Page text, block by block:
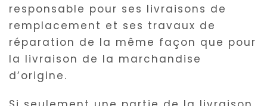
responsable pour ses livraisons de
remplacement et ses travaux de
réparation de la même façon que pour
la livraison de la marchandise
d’origine.